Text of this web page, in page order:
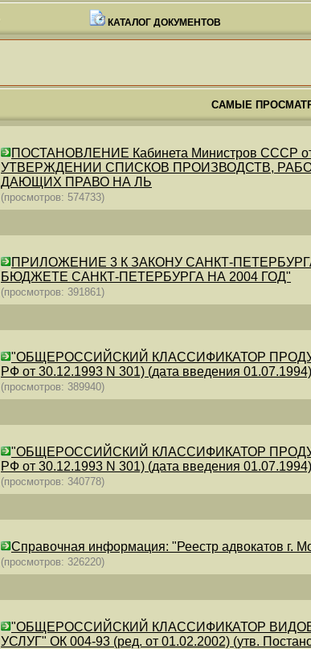
КАТАЛОГ ДОКУМЕНТОВ
САМЫЕ
ПОСТАНОВЛЕНИЕ Кабинета Министров СССР от
УТВЕРЖДЕНИИ СПИСКОВ ПРОИЗВОДСТВ,
ДАЮЩИХ ПРАВО НА ЛЬ
(просмотров: 574733)
ПРИЛОЖЕНИЕ 3 К ЗАКОНУ САНКТ-ПЕТЕРБУРГА
БЮДЖЕТЕ САНКТ-ПЕТЕРБУРГА НА 2004 ГОД"
(просмотров: 391861)
"ОБЩЕРОССИЙСКИЙ КЛАССИФИКАТОР
РФ от 30.12.1993 N 301) (дата введения
(просмотров: 389940)
"ОБЩЕРОССИЙСКИЙ КЛАССИФИКАТОР
РФ от 30.12.1993 N 301) (дата введения
(просмотров: 340778)
Справочная информация: "Реестр адвокатов г.
(просмотров: 326220)
"ОБЩЕРОССИЙСКИЙ КЛАССИФИКАТОР
УСЛУГ" ОК 004-93 (ред. от 01.02.2002) (утв.